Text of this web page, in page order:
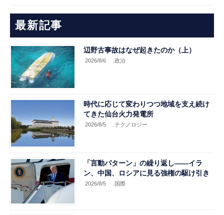
最新記事
辺野古事故はなぜ起きたのか（上）
2026/8/6 .政治
時代に応じて変わりつつ地域を支え続け
てきた仙台火力発電所
2026/8/5 .テクノロジー
「言動パターン」の繰り返し――イラ
ン、中国、ロシアに見る強権の駆け引き
2026/8/5 .国際